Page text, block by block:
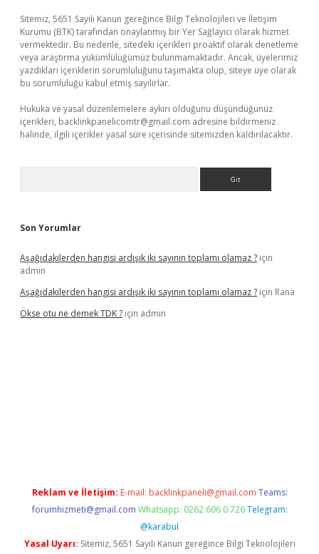
Sitemiz, 5651 Sayılı Kanun gereğince Bilgi Teknolojileri ve İletişim
Kurumu (BTK) tarafından onaylanmış bir Yer Sağlayıcı olarak hizmet
vermektedir. Bu nedenle, sitedeki içerikleri proaktif olarak denetleme
veya araştırma yükümlülüğümüz bulunmamaktadır. Ancak, üyelerimiz
yazdıkları içeriklerin sorumluluğunu taşımakta olup, siteye üye olarak
bu sorumluluğu kabul etmiş sayılırlar.
Hukuka ve yasal düzenlemelere aykırı olduğunu düşündüğünüz
içerikleri, backlinkpanelicomtr@gmail.com adresine bildirmeniz
halinde, ilgili içerikler yasal süre içerisinde sitemizden kaldırılacaktır.
Son Yorumlar
Aşağıdakilerden hangisi ardışık iki sayının toplamı olamaz ? için
admin
Aşağıdakilerden hangisi ardışık iki sayının toplamı olamaz ? için Rana
Ökse otu ne demek TDK ? için admin
Reklam ve İletişim: E-mail: backlinkpaneli@gmail.com Teams:
forumhizmeti@gmail.com Whatsapp: 0262 606 0 726 Telegram:
@karabul
Yasal Uyarı: Sitemiz, 5651 Sayılı Kanun gereğince Bilgi Teknolojileri